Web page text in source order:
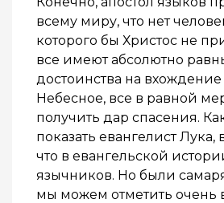
всему миру, что нет
которого бы Христос не
все имеют абсолютно
достоинства на вхождение
Небесное, все в равной
получить дар спасения.
показать евангелист
что в евангельской
язычников. Но были
мы можем отметить очень